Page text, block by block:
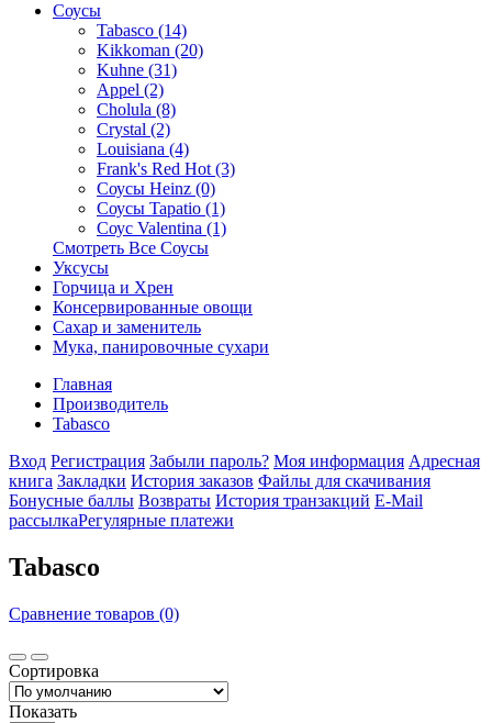
Соусы
Tabasco (14)
Kikkoman (20)
Kuhne (31)
Appel (2)
Cholula (8)
Crystal (2)
Louisiana (4)
Frank's Red Hot (3)
Соусы Heinz (0)
Соусы Tapatio (1)
Соус Valentina (1)
Смотреть Все Соусы
Уксусы
Горчица и Хрен
Консервированные овощи
Сахар и заменитель
Мука, панировочные сухари
Главная
Производитель
Tabasco
Вход Регистрация Забыли пароль? Моя информация Адресная
книга Закладки История заказов Файлы для скачивания
Бонусные баллы Возвраты История транзакций E-Mail
рассылкаРегулярные платежи
Tabasco
Сравнение товаров (0)
Сортировка
Показать